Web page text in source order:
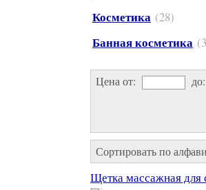
Косметика (28)
Банная косметика
Цена от:
Сортировать по
Щетка массажная для